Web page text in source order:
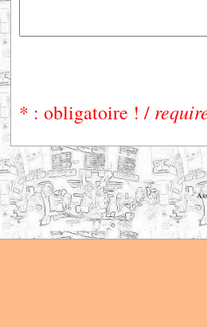
* : obligatoire ! /